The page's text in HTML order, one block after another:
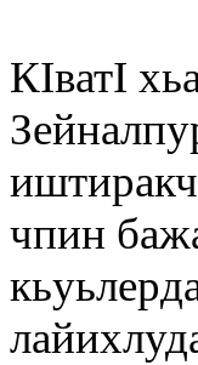
КIватI
чпин